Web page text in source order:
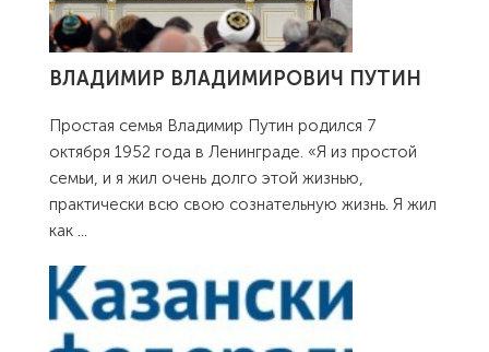
ВЛАДИМИР ВЛАДИМИРОВИЧ ПУТИН
Простая семья Владимир Путин родился 7
октября 1952 года в Ленинграде. «Я из простой
семьи, и я жил очень долго этой жизнью,
практически всю свою сознательную жизнь. Я жил
как ...